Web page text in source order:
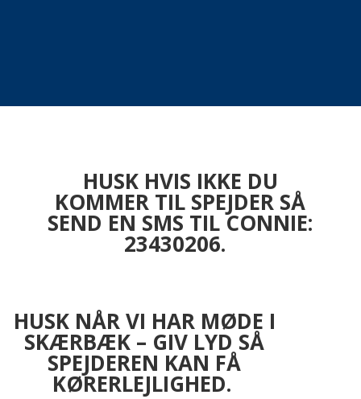
HUSK HVIS IKKE DU
KOMMER TIL SPEJDER SÅ
SEND EN SMS TIL CONNIE:
23430206.
HUSK NÅR VI HAR MØDE I
SKÆRBÆK – GIV LYD SÅ
SPEJDEREN KAN FÅ
KØRERLEJLIGHED.